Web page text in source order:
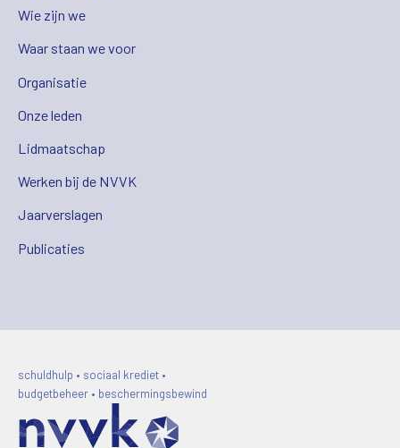
Wie zijn we
Waar staan we voor
Organisatie
Onze leden
Lidmaatschap
Werken bij de NVVK
Jaarverslagen
Publicaties
schuldhulp • sociaal krediet •
budgetbeheer • beschermingsbewind